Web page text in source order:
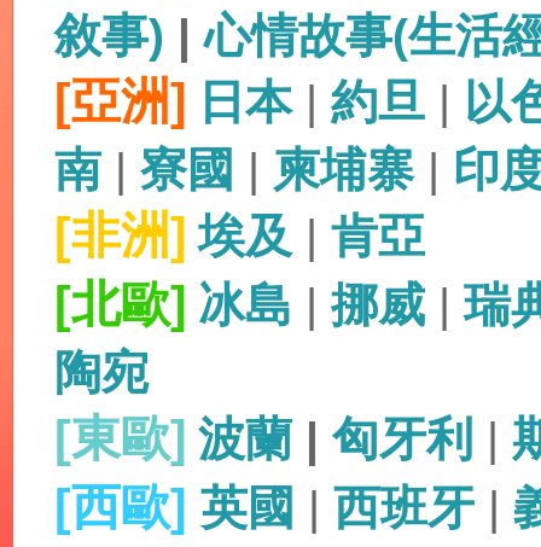
敘事) |心情故事(生活
[亞洲] 日本| 約旦 | 以
南 | 寮國 | 柬埔寨| 印
[非洲] 埃及 | 肯亞
[北歐] 冰島 |挪威 |瑞
陶宛
[東歐] 波蘭 | 匈牙利 |
[西歐] 英國 | 西班牙 |